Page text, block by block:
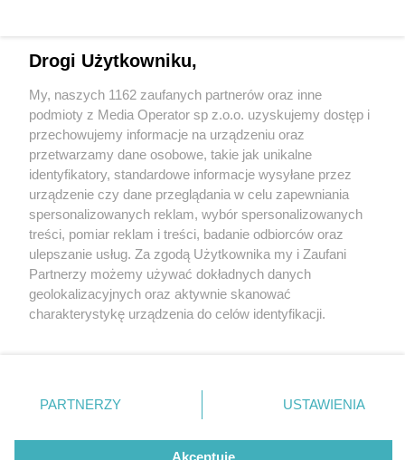
1 / 0
Wydawca mediów lokalnych
Nie zapomnij
zapoznać się z:
polityką prywatności regulamin korzystania z portali
Twojemiasto
Piekary Śląskie
Chorzów
Tarnowskie Góry
Gliwice
Skontakuj sięz nami
Kontakt
Wydawca
Redakcja
Drogi Użytkowniku,
My, naszych 1162 zaufanych partnerów oraz inne
podmioty z Media Operator sp z.o.o. uzyskujemy dostęp i
przechowujemy informacje na urządzeniu oraz
przetwarzamy dane osobowe, takie jak unikalne
identyfikatory, standardowe informacje wysyłane przez
urządzenie czy dane przeglądania w celu zapewniania
spersonalizowanych reklam, wybór spersonalizowanych
treści, pomiar reklam i treści, badanie odbiorców oraz
ulepszanie usług. Za zgodą Użytkownika my i Zaufani
Partnerzy możemy używać dokładnych danych
geolokalizacyjnych oraz aktywnie skanować
charakterystykę urządzenia do celów identyfikacji.
zmienić/wycofać klikając przycisk ustawień prywatności
znajdujący się w lewym dolnym rogu strony
rodzaje przetwarzania danych nie wymagają zgody
użytkownika, ale masz prawo sprzeciwić się takiemu
PARTNERZY USTAWIENIA
Akceptuję